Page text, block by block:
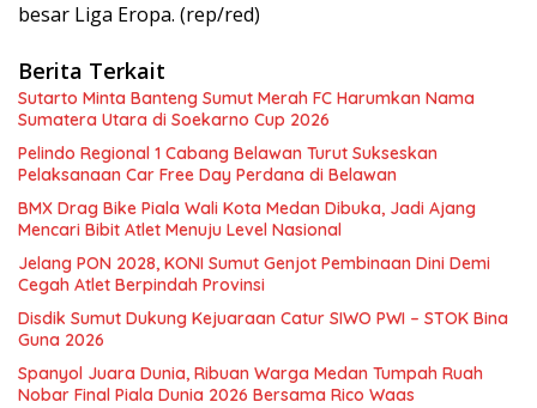
besar Liga Eropa. (rep/red)
Berita Terkait
Sutarto Minta Banteng Sumut Merah FC Harumkan Nama
Sumatera Utara di Soekarno Cup 2026
Pelindo Regional 1 Cabang Belawan Turut Sukseskan
Pelaksanaan Car Free Day Perdana di Belawan
BMX Drag Bike Piala Wali Kota Medan Dibuka, Jadi Ajang
Mencari Bibit Atlet Menuju Level Nasional
Jelang PON 2028, KONI Sumut Genjot Pembinaan Dini Demi
Cegah Atlet Berpindah Provinsi
Disdik Sumut Dukung Kejuaraan Catur SIWO PWI – STOK Bina
Guna 2026
Spanyol Juara Dunia, Ribuan Warga Medan Tumpah Ruah
Nobar Final Piala Dunia 2026 Bersama Rico Waas